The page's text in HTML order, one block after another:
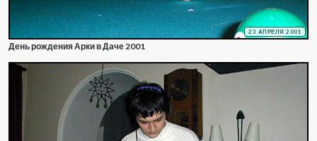
23 АПРЕЛЯ 2001
День рождения Арки в Даче 2001